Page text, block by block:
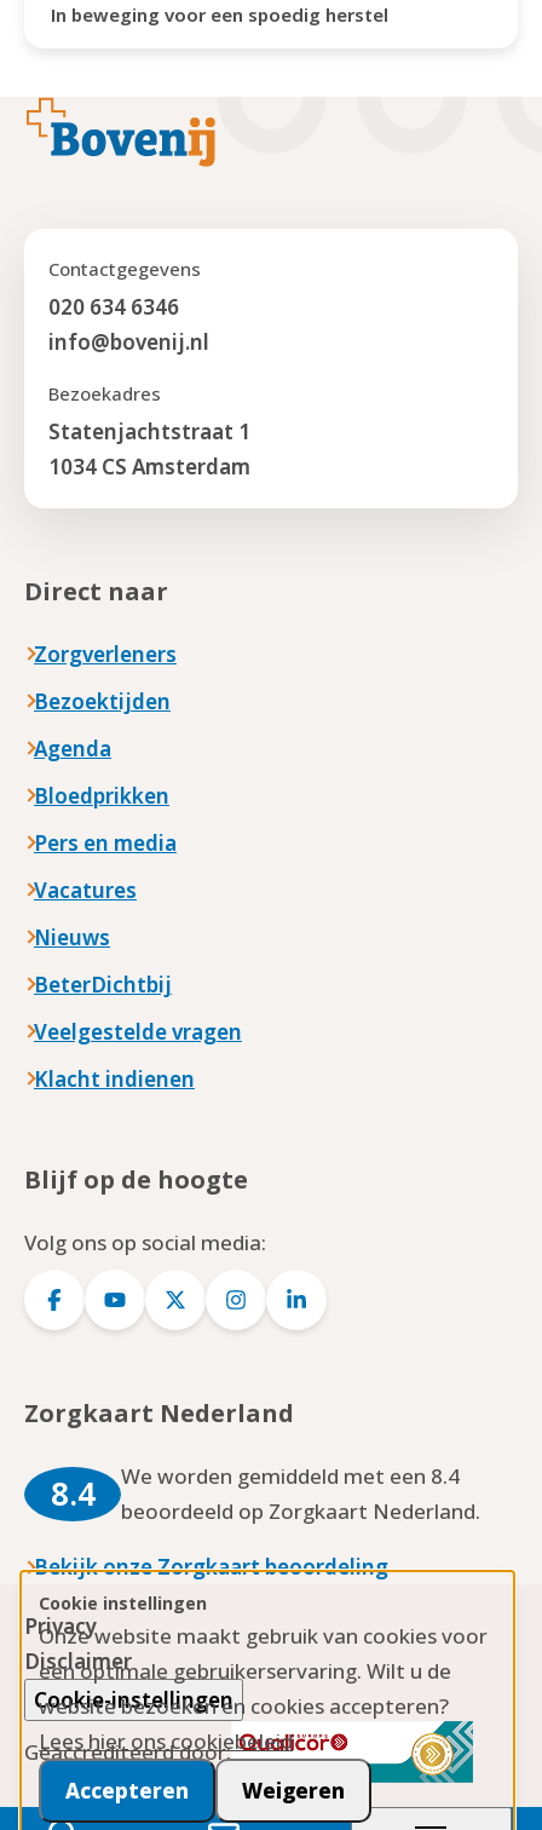
Cookie instellingen
Onze website maakt gebruik van cookies voor
een optimale gebruikerservaring. Wilt u de
website bezoeken en cookies accepteren?
Lees hier ons cookiebeleid
Accepteren
Weigeren
In beweging voor een spoedig herstel
Footer
Contactgegevens
020 634 6346
info@bovenij.nl
Bezoekadres
Statenjachtstraat 1
1034 CS Amsterdam
Direct naar
Zorgverleners
Bezoektijden
Agenda
Bloedprikken
Pers en media
Vacatures
Nieuws
BeterDichtbij
Veelgestelde vragen
Klacht indienen
Blijf op de hoogte
Volg ons op social media:
Logo
Logo
Logo
Logo
Logo
Zorgkaart Nederland
8.4
We worden gemiddeld met een 8.4
beoordeeld op Zorgkaart Nederland.
Bekijk onze Zorgkaart beoordeling
Privacy
Disclaimer
Cookie-instellingen
Geaccrediteerd door: